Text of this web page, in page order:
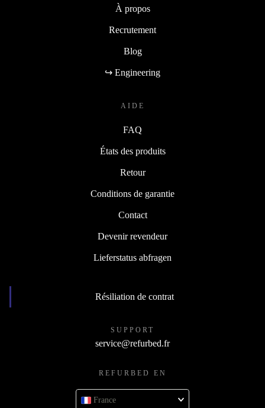
À propos
Recrutement
Blog
↪ Engineering
AIDE
FAQ
États des produits
Retour
Conditions de garantie
Contact
Devenir revendeur
Lieferstatus abfragen
Résiliation de contrat
SUPPORT
service@refurbed.fr
REFURBED EN
France